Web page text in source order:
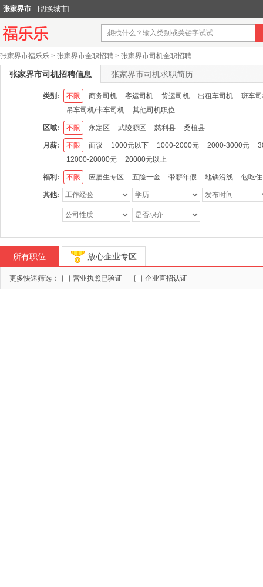
张家界市 [切换城市]
张家界市福乐乐 > 张家界市全职招聘 > 张家界市司机全职招聘
张家界市司机招聘信息 张家界市司机求职简历
类别: 不限 商务司机 客运司机 货运司机 出租车司机
班车
吊车司机/卡车司机
其他司机职位
区域: 不限 永定区 武陵源区 慈利县 桑植县
月薪: 不限 面议 1000元以下 1000-2000元 2000-3000元
12000-20000元
20000元以上
福利: 不限 应届生专区 五险一金 带薪年假 地铁沿线 包吃住
其他:
所有职位 放心企业专区
更多快速筛选： 营业执照已验证 企业直招认证